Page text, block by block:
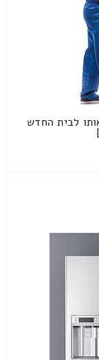
לבית החדש